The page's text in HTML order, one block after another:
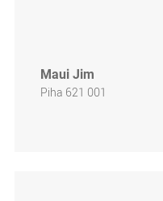
Maui Jim
Piha 621 001